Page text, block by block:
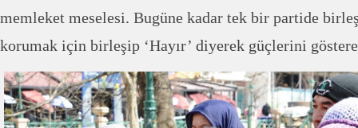
memleket meselesi. Bugüne kadar tek bir partide
korumak için birleşip ‘Hayır’ diyerek güçlerini